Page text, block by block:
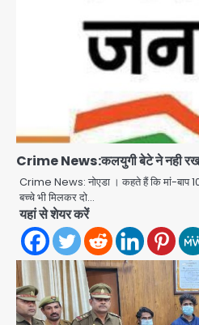
Crime News:कलयुगी बेटे ने नही
Crime News: नोएडा । कहते हैं कि मां-बाप
बच्चे भी मिलकर दो…
यहां से शेयर करें